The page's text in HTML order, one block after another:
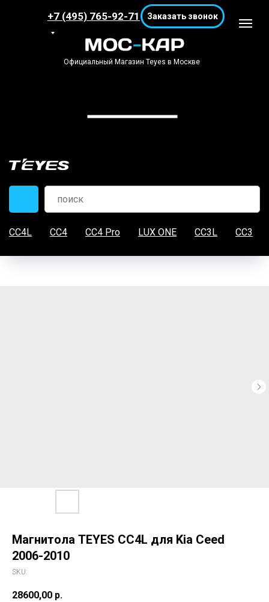
Официальный Магазин Teyes в Москве
+7 (495) 765-92-71 Заказать звонок
CC4L CC4 CC4 Pro LUX ONE CC3L CC3
Магнитола TEYES CC4L для Kia Ceed
2006-2010
SKU:
28600,00 р.